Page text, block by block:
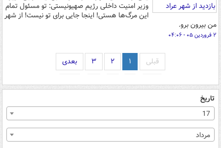
وزیر امنیت داخلی رژیم صهیونیستی: تو مسئول تمام
این مرگ‌ها هستی! اینجا جایی برای تو نیست! از شهر
من بیرون برو.
۲ فروردین ۰۵ - ۰۴:۰۶
قبلی ۱ ۲ ۳ بعدی
تاریخ
17
مرداد